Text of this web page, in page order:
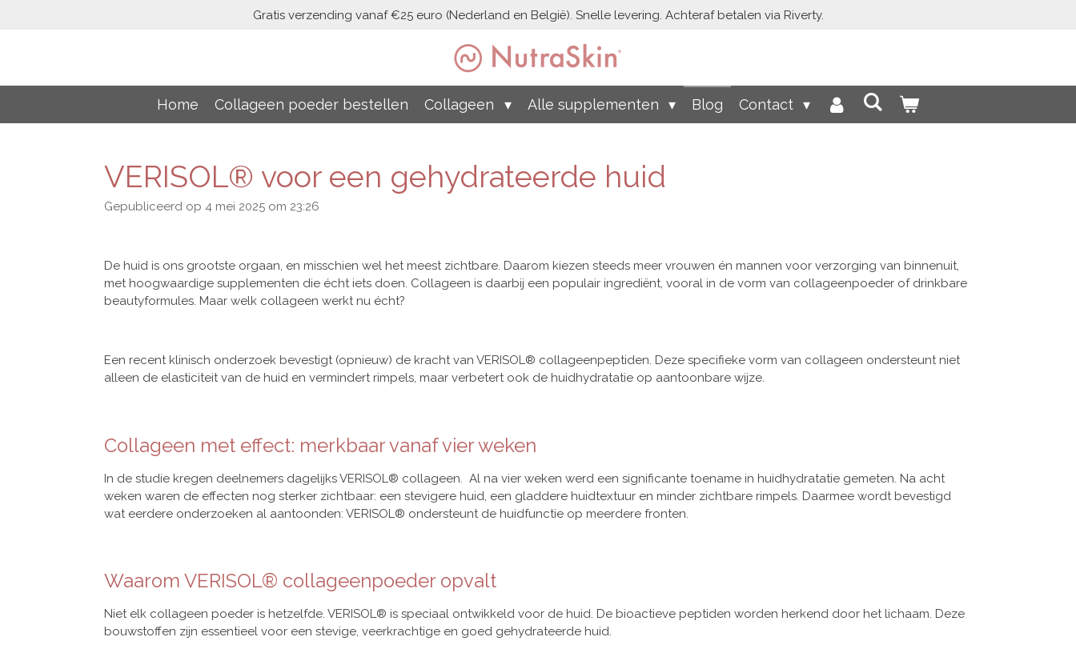
hoofdinhoud
Gratis verzending vanaf €25 euro (Nederland en België). Snelle levering. Achteraf betalen via Riverty.
Home Collageen poeder bestellen Collageen Alle supplementen Blog Contact
VERISOL® voor een gehydrateerde huid
Gepubliceerd op 4 mei 2025 om 23:26
De huid is ons grootste orgaan, en misschien wel het meest zichtbare. Daarom kiezen steeds meer vrouwen én mannen voor verzorging van binnenuit,
met hoogwaardige supplementen die écht iets doen. Collageen is daarbij een populair ingrediënt, vooral in de vorm van collageenpoeder of drinkbare
beautyformules. Maar welk collageen werkt nu écht?
Een recent klinisch onderzoek bevestigt (opnieuw) de kracht van VERISOL® collageenpeptiden. Deze specifieke vorm van collageen ondersteunt niet
alleen de elasticiteit van de huid en vermindert rimpels, maar verbetert ook de huidhydratatie op aantoonbare wijze.
Collageen met effect: merkbaar vanaf vier weken
In de studie kregen deelnemers dagelijks VERISOL® collageen. Al na vier weken werd een significante toename in huidhydratatie gemeten. Na acht
weken waren de effecten nog sterker zichtbaar: een stevigere huid, een gladdere huidtextuur en minder zichtbare rimpels. Daarmee wordt bevestigd
wat eerdere onderzoeken al aantoonden: VERISOL® ondersteunt de huidfunctie op meerdere fronten.
Waarom VERISOL® collageenpoeder opvalt
Niet elk collageen poeder is hetzelfde. VERISOL® is speciaal ontwikkeld voor de huid. De bioactieve peptiden worden herkend door het lichaam. Deze
bouwstoffen zijn essentieel voor een stevige, veerkrachtige en goed gehydrateerde huid.